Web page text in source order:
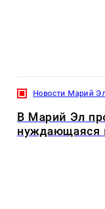
Новости Марий
В Марий Эл
нуждающаяся